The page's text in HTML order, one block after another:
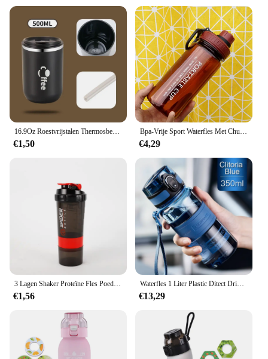
16.9Oz Roestvrijstalen Thermosbekers Koffie Thermische Mok Lekvrije Reisauto Vacuümfles Geïsoleerde Beker Melkthee Waterfles
€1,50
Bpa-Vrije Sport Waterfles Met Chug Deksel Lekvrij Tritan Plastic Waterfles Voor Fietsen Camping Herbruikbare Drinkfles
€4,29
3 Lagen Shaker Proteïne Fles Poeder Schud Cup Grote Capaciteit Waterfles Mengbeker Body Building Oefening Mengfles
€1,56
Waterfles 1 Liter Plastic Ditect Drinksportfles Draagbare Lekvrije Outdoor Tourkamp Tritan Plastic Fles Bpa Gratis
€13,29